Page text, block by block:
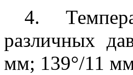
4.
различных
мм; 139°/11